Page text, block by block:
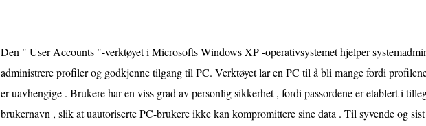
Den " User Accounts "-verktøyet i Microsofts Windows XP -operativsystemet hjelper
administrere profiler og godkjenne tilgang til PC. Verktøyet lar en PC til å bli mange fordi
er uavhengige . Brukere har en viss grad av personlig sikkerhet , fordi passordene er etablert i
brukernavn , slik at uautoriserte PC-brukere ikke kan kompromittere sine data . Til syvende og